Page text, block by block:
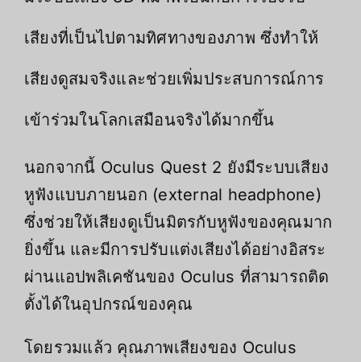
เสียงที่เป็นไปตามทิศทางของภาพ ซึ่งทำให้
เสียงดูสมจริงและช่วยเพิ่มประสบการณ์การ
เข้าร่วมในโลกเสมือนจริงได้มากขึ้น
นอกจากนี้ Oculus Quest 2 ยังมีระบบเสียง
หูฟังแบบภายนอก (external headphone)
ซึ่งช่วยให้เสียงดูเป็นมิตรกับหูฟังของคุณมาก
ยิ่งขึ้น และมีการปรับแต่งเสียงได้อย่างอิสระ
ผ่านแอปพลิเคชันของ Oculus ที่สามารถติด
ตั้งได้ในอุปกรณ์ของคุณ
โดยรวมแล้ว คุณภาพเสียงของ Oculus